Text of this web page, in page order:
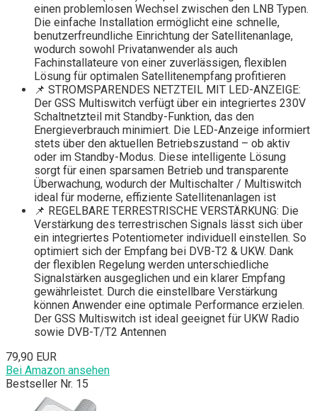
einen problemlosen Wechsel zwischen den LNB Typen.
Die einfache Installation ermöglicht eine schnelle,
benutzerfreundliche Einrichtung der Satellitenanlage,
wodurch sowohl Privatanwender als auch
Fachinstallateure von einer zuverlässigen, flexiblen
Lösung für optimalen Satellitenempfang profitieren
📌 STROMSPARENDES NETZTEIL MIT LED-ANZEIGE:
Der GSS Multiswitch verfügt über ein integriertes 230V
Schaltnetzteil mit Standby-Funktion, das den
Energieverbrauch minimiert. Die LED-Anzeige informiert
stets über den aktuellen Betriebszustand – ob aktiv
oder im Standby-Modus. Diese intelligente Lösung
sorgt für einen sparsamen Betrieb und transparente
Überwachung, wodurch der Multischalter / Multiswitch
ideal für moderne, effiziente Satellitenanlagen ist
📌 REGELBARE TERRESTRISCHE VERSTÄRKUNG: Die
Verstärkung des terrestrischen Signals lässt sich über
ein integriertes Potentiometer individuell einstellen. So
optimiert sich der Empfang bei DVB-T2 & UKW. Dank
der flexiblen Regelung werden unterschiedliche
Signalstärken ausgeglichen und ein klarer Empfang
gewährleistet. Durch die einstellbare Verstärkung
können Anwender eine optimale Performance erzielen.
Der GSS Multiswitch ist ideal geeignet für UKW Radio
sowie DVB-T/T2 Antennen
79,90 EUR
Bei Amazon ansehen
Bestseller Nr. 15